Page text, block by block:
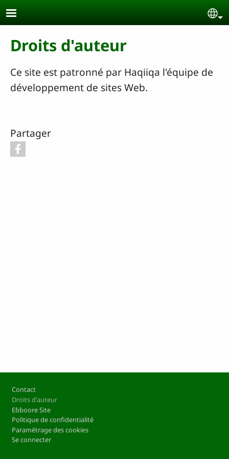
Aller au contenu principal
Droits d'auteur
Ce site est patronné par Haqiiqa l'équipe de
développement de sites Web.
Partager
Pied de page
Contact
Droits d'auteur
Eɓɓoore Site
Politique de confidentialité
Paramétrage des cookies
Se connecter